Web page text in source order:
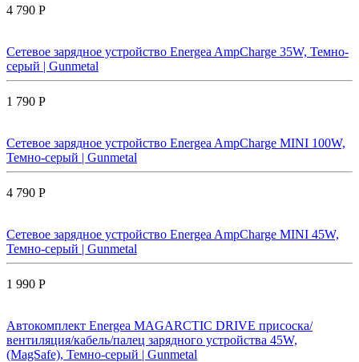
4 790 Р
Сетевое зарядное устройство Energea AmpCharge 35W, Темно-
серый | Gunmetal
1 790 Р
Сетевое зарядное устройство Energea AmpCharge MINI 100W,
Темно-серый | Gunmetal
4 790 Р
Сетевое зарядное устройство Energea AmpCharge MINI 45W,
Темно-серый | Gunmetal
1 990 Р
Автокомплект Energea MAGARCTIC DRIVE присоска/
вентиляция/кабель/палец зарядного устройства 45W,
(MagSafe), Темно-серый | Gunmetal